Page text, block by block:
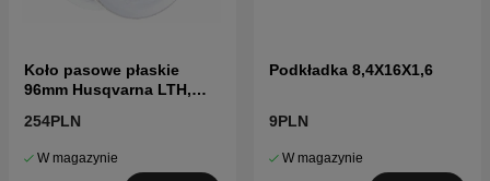
Koło pasowe płaskie
96mm Husqvarna LTH,
254PLN
W magazynie
Podkładka 8,4X16X1,6
9PLN
W magazynie